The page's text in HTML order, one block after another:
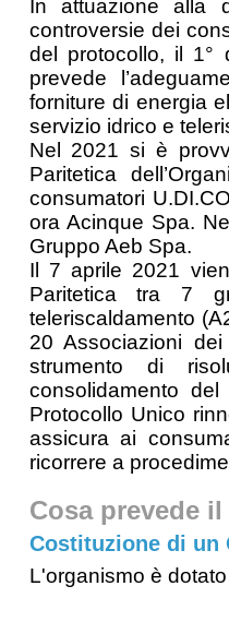
In attuazione alla
controversie dei
del protocollo, il 1°
prevede
forniture di energia
servizio idrico e
Nel 2021 si è
Paritetica
consumatori
ora Acinque Spa.
Gruppo Aeb Spa.
Il 7 aprile 2021
Paritetica tra 7
teleriscaldamento
20 Associazioni
strumento di
consolidamento
Protocollo Unico
assicura ai
ricorrere a
Cosa prevede
Costituzione di un
L'organismo è